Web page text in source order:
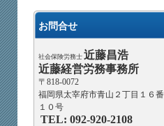
お問合せ
社会保険労務士 近藤昌浩
近藤経営労務事務所
〒818-0072
福岡県太宰府市青山２丁目１６番
１０号
TEL: 092-920-2108